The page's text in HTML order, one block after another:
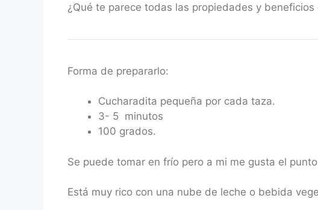
¿Qué te parece todas las propiedades y
Forma de prepararlo:
Cucharadita pequeña por cada taza.
3- 5 minutos
100 grados.
Se puede tomar en frío pero a mi me gusta el
Está muy rico con una nube de leche o bebida